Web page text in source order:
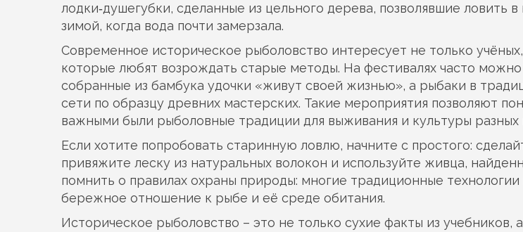
лодки‑душегубки, сделанные из цельного дерева, позволявшие ловить
зимой, когда вода почти замерзала.
Современное историческое рыболовство интересует не только
которые любят возрождать старые методы. На фестивалях часто можно
собранные из бамбука удочки «живут своей жизнью», а рыбаки в
сети по образцу древних мастерских. Такие мероприятия позволяют
важными были рыболовные традиции для выживания и культуры разных
Если хотите попробовать старинную ловлю, начните с простого:
привяжите леску из натуральных волокон и используйте живца,
помнить о правилах охраны природы: многие традиционные
бережное отношение к рыбе и её среде обитания.
Историческое рыболовство – это не только сухие факты из учебников,